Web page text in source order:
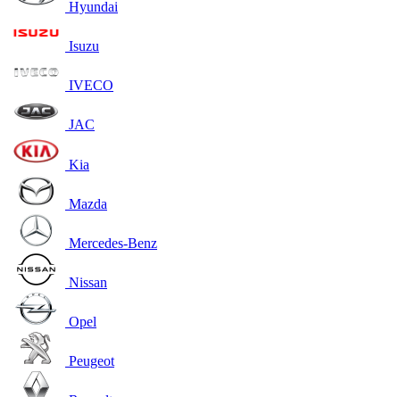
Hyundai
Isuzu
IVECO
JAC
Kia
Mazda
Mercedes-Benz
Nissan
Opel
Peugeot